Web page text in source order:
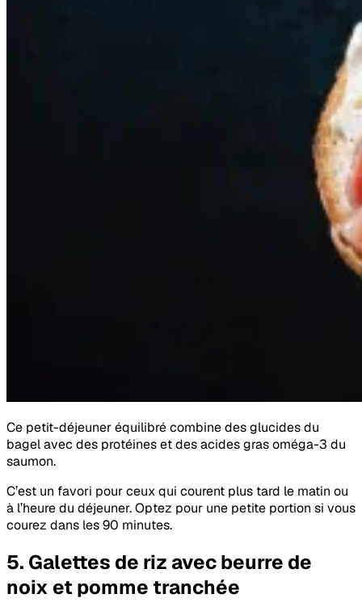
Ce petit-déjeuner équilibré combine des glucides du
bagel avec des protéines et des acides gras oméga-3 du
saumon.
C’est un favori pour ceux qui courent plus tard le matin ou
à l’heure du déjeuner. Optez pour une petite portion si vous
courez dans les 90 minutes.
5. Galettes de riz avec beurre de
noix et pomme tranchée